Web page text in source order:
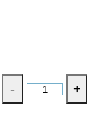
- +